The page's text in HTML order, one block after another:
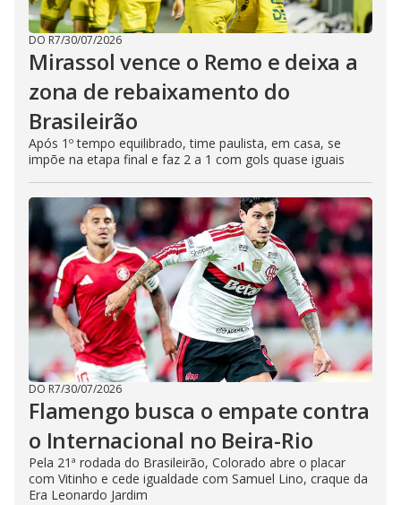
DO R7/30/07/2026
Mirassol vence o Remo e deixa a
zona de rebaixamento do
Brasileirão
Após 1º tempo equilibrado, time paulista, em casa, se
impõe na etapa final e faz 2 a 1 com gols quase iguais
DO R7/30/07/2026
Flamengo busca o empate contra
o Internacional no Beira-Rio
Pela 21ª rodada do Brasileirão, Colorado abre o placar
com Vitinho e cede igualdade com Samuel Lino, craque da
Era Leonardo Jardim